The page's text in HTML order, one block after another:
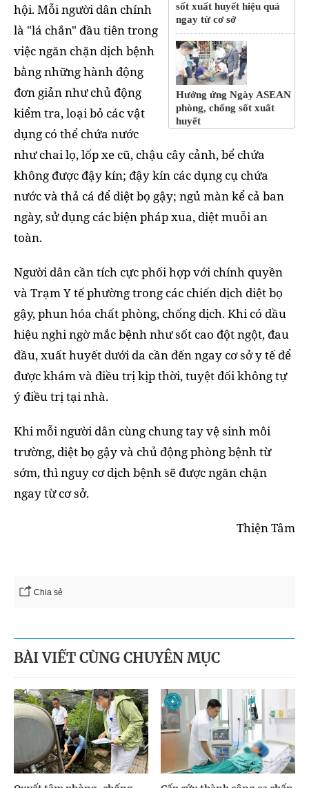
sốt xuất huyết hiệu quả
ngay từ cơ sở
Hưởng ứng Ngày ASEAN
phòng, chống sốt xuất
huyết
hội. Mỗi người dân chính
là "lá chắn" đầu tiên trong
việc ngăn chặn dịch bệnh
bằng những hành động
đơn giản như chủ động
kiểm tra, loại bỏ các vật
dụng có thể chứa nước
như chai lọ, lốp xe cũ, chậu cây cảnh, bể chứa
không được đậy kín; đậy kín các dụng cụ chứa
nước và thả cá để diệt bọ gậy; ngủ màn kể cả ban
ngày, sử dụng các biện pháp xua, diệt muỗi an
toàn.
Người dân cần tích cực phối hợp với chính quyền
và Trạm Y tế phường trong các chiến dịch diệt bọ
gậy, phun hóa chất phòng, chống dịch. Khi có dầu
hiệu nghi ngờ mắc bệnh như sốt cao đột ngột, đau
đầu, xuất huyết dưới da cần đến ngay cơ sở y tế để
được khám và điều trị kịp thời, tuyệt đối không tự
ý điều trị tại nhà.
Khi mỗi người dân cùng chung tay vệ sinh môi
trường, diệt bọ gậy và chủ động phòng bệnh từ
sớm, thì nguy cơ dịch bệnh sẽ được ngăn chặn
ngay từ cơ sở.
Thiện Tâm
Chia sẻ
BÀI VIẾT CÙNG CHUYÊN MỤC